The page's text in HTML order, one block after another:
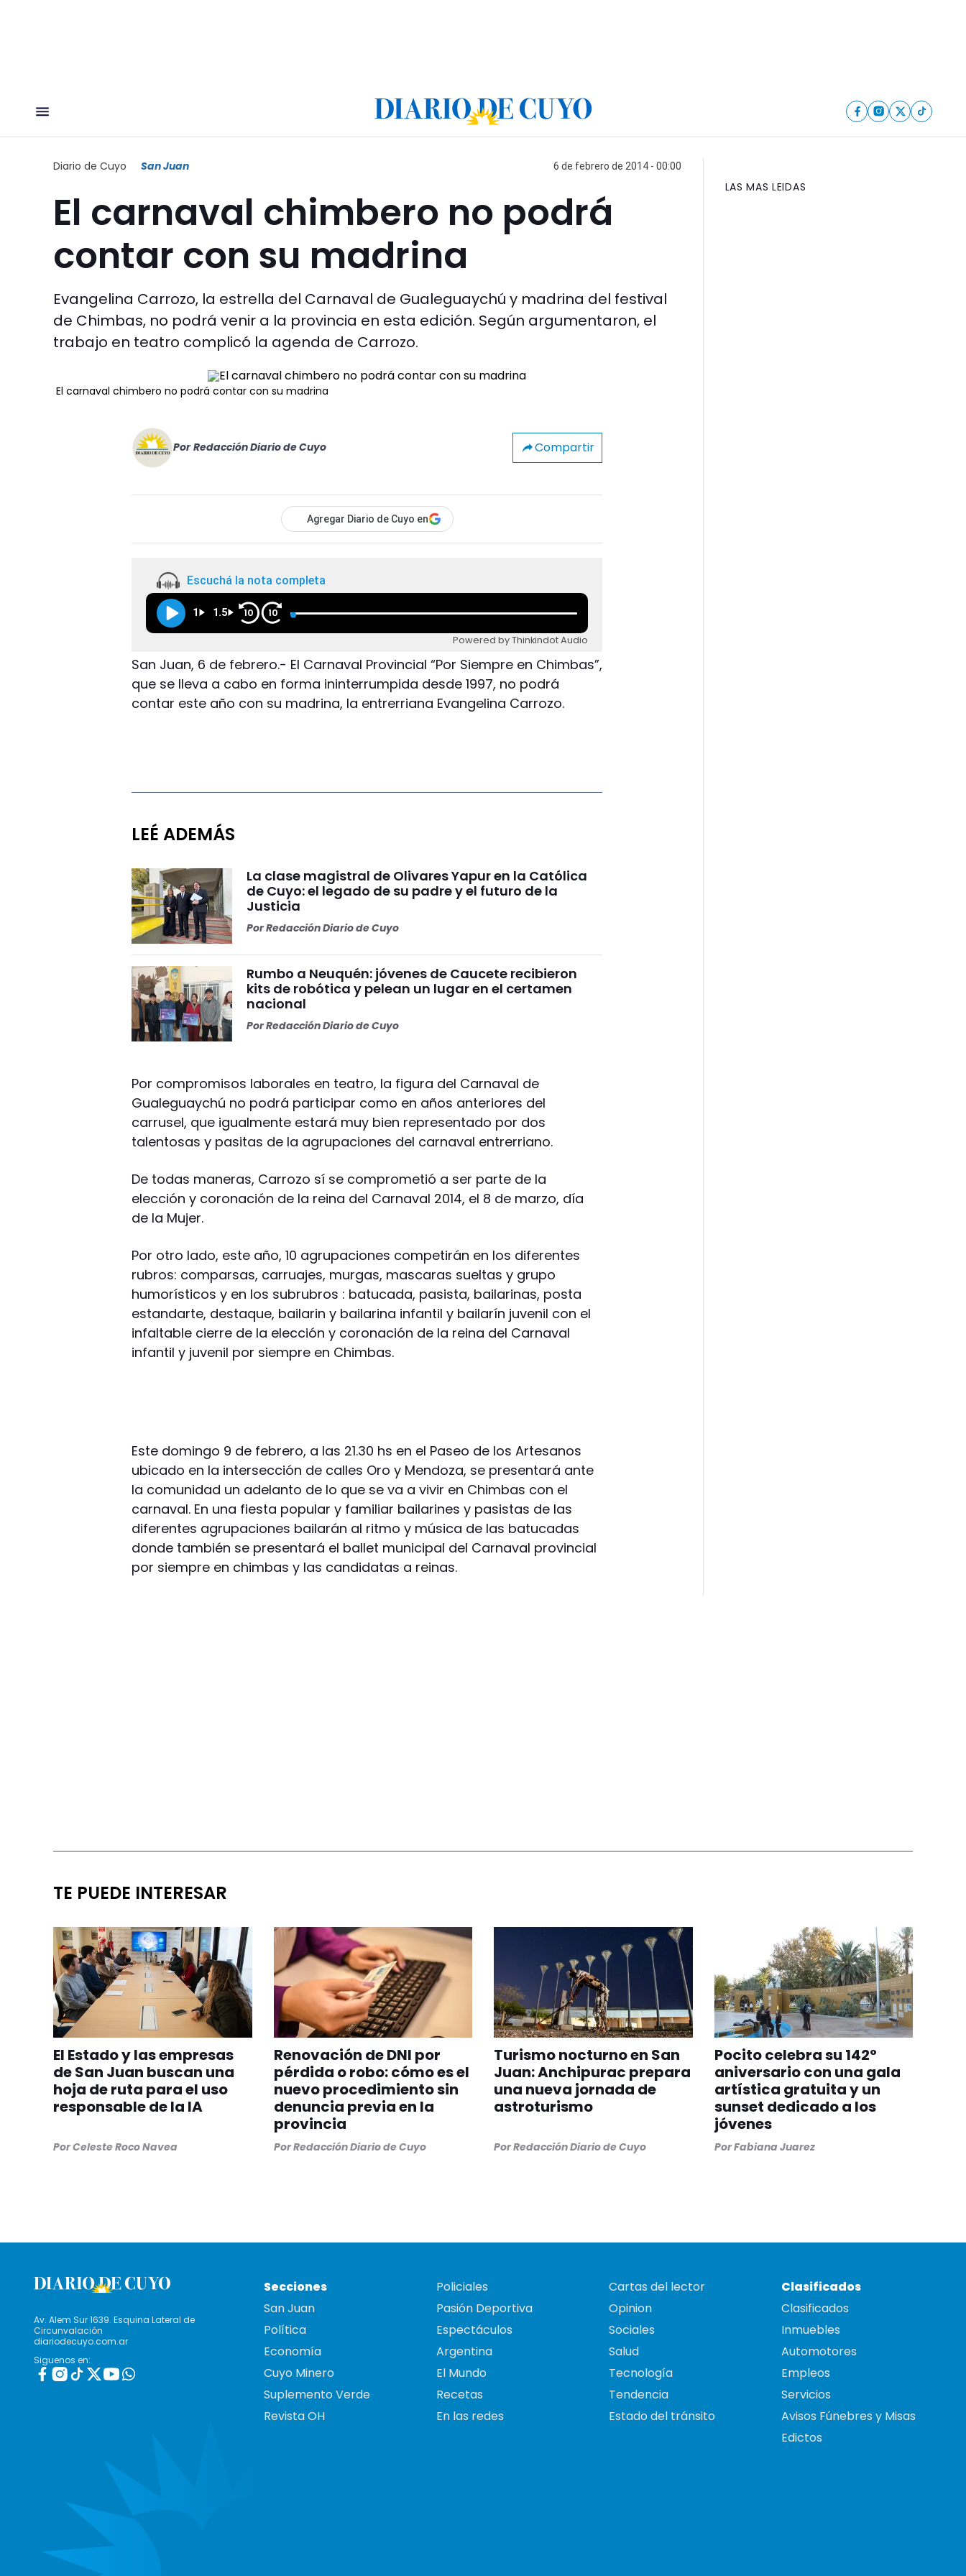
Diario de Cuyo San Juan 6 de febrero de 2014 - 00:00
El carnaval chimbero no podrá
contar con su madrina
Evangelina Carrozo, la estrella del Carnaval de Gualeguaychú y madrina del festival
de Chimbas, no podrá venir a la provincia en esta edición. Según argumentaron, el
trabajo en teatro complicó la agenda de Carrozo.
El carnaval chimbero no podrá contar con su madrina
Por Redacción Diario de Cuyo Compartir
Agregar Diario de Cuyo en
Escuchá la nota completa
1 1.5 10 10
Powered by Thinkindot Audio
San Juan, 6 de febrero.- El Carnaval Provincial “Por Siempre en Chimbas”,
que se lleva a cabo en forma ininterrumpida desde 1997, no podrá
contar este año con su madrina, la entrerriana Evangelina Carrozo.
LEÉ ADEMÁS
La clase magistral de Olivares Yapur en la Católica
de Cuyo: el legado de su padre y el futuro de la
Justicia
PorRedacción Diario de Cuyo
Rumbo a Neuquén: jóvenes de Caucete recibieron
kits de robótica y pelean un lugar en el certamen
nacional
PorRedacción Diario de Cuyo
Por compromisos laborales en teatro, la figura del Carnaval de
Gualeguaychú no podrá participar como en años anteriores del
carrusel, que igualmente estará muy bien representado por dos
talentosas y pasitas de la agrupaciones del carnaval entrerriano.
De todas maneras, Carrozo sí se comprometió a ser parte de la
elección y coronación de la reina del Carnaval 2014, el 8 de marzo, día
de la Mujer.
Por otro lado, este año, 10 agrupaciones competirán en los diferentes
rubros: comparsas, carruajes, murgas, mascaras sueltas y grupo
humorísticos y en los subrubros : batucada, pasista, bailarinas, posta
estandarte, destaque, bailarin y bailarina infantil y bailarín juvenil con el
infaltable cierre de la elección y coronación de la reina del Carnaval
infantil y juvenil por siempre en Chimbas.
Este domingo 9 de febrero, a las 21.30 hs en el Paseo de los Artesanos
ubicado en la intersección de calles Oro y Mendoza, se presentará ante
la comunidad un adelanto de lo que se va a vivir en Chimbas con el
carnaval. En una fiesta popular y familiar bailarines y pasistas de las
diferentes agrupaciones bailarán al ritmo y música de las batucadas
donde también se presentará el ballet municipal del Carnaval provincial
por siempre en chimbas y las candidatas a reinas.
LAS MAS LEIDAS
TE PUEDE INTERESAR
El Estado y las empresas
de San Juan buscan una
hoja de ruta para el uso
responsable de la IA
PorCeleste Roco Navea
Renovación de DNI por
pérdida o robo: cómo es el
nuevo procedimiento sin
denuncia previa en la
provincia
PorRedacción Diario de Cuyo
Turismo nocturno en San
Juan: Anchipurac prepara
una nueva jornada de
astroturismo
PorRedacción Diario de Cuyo
Pocito celebra su 142°
aniversario con una gala
artística gratuita y un
sunset dedicado a los
jóvenes
PorFabiana Juarez
Av. Alem Sur 1639. Esquina Lateral de
Circunvalación
diariodecuyo.com.ar
Siguenos en:
Secciones
San Juan
Política
Economía
Cuyo Minero
Suplemento Verde
Revista OH
Policiales
Pasión Deportiva
Espectáculos
Argentina
El Mundo
Recetas
En las redes
Cartas del lector
Opinion
Sociales
Salud
Tecnología
Tendencia
Estado del tránsito
Clasificados
Clasificados
Inmuebles
Automotores
Empleos
Servicios
Avisos Fúnebres y Misas
Edictos